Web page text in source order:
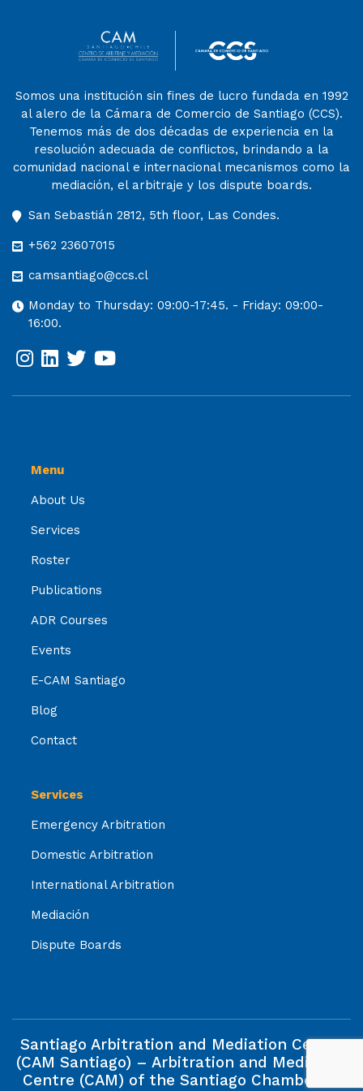
Somos una institución sin fines de lucro fundada en 1992
al alero de la Cámara de Comercio de Santiago (CCS).
Tenemos más de dos décadas de experiencia en la
resolución adecuada de conflictos, brindando a la
comunidad nacional e internacional mecanismos como la
mediación, el arbitraje y los dispute boards.
San Sebastián 2812, 5th floor, Las Condes.
+562 23607015
camsantiago@ccs.cl
Monday to Thursday: 09:00-17:45. - Friday: 09:00-
16:00.
Menu
About Us
Services
Roster
Publications
ADR Courses
Events
E-CAM Santiago
Blog
Contact
Services
Emergency Arbitration
Domestic Arbitration
International Arbitration
Mediación
Dispute Boards
Santiago Arbitration and Mediation Centre
(CAM Santiago) – Arbitration and Mediation
Centre (CAM) of the Santiago Chamber of